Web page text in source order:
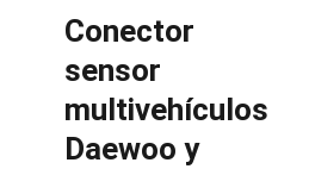
Conector
sensor
multivehículos
Daewoo y